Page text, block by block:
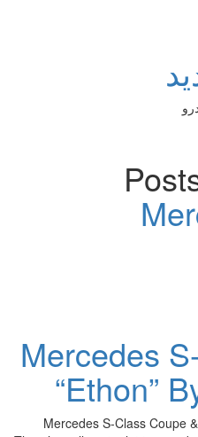
Mercedes
“Ethon”
Mercedes S-Class